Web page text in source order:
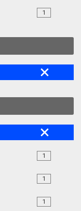
1
1
1
1